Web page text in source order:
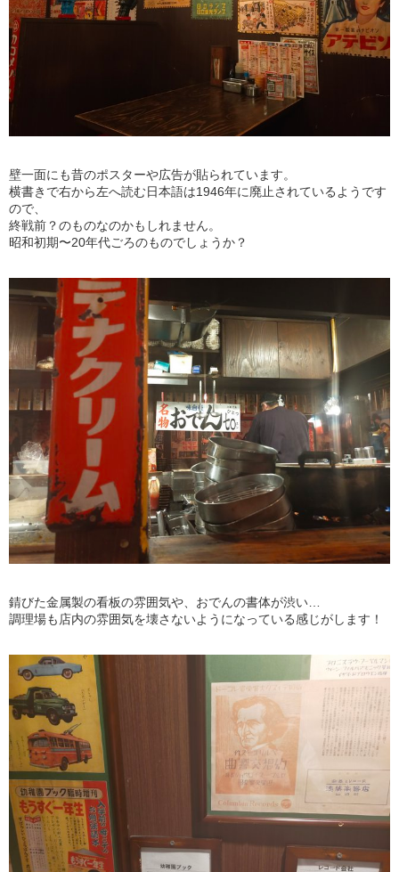
壁一面にも昔のポスターや広告が貼られています。
横書きで右から左へ読む日本語は1946年に廃止されているようです
ので、
終戦前？のものなのかもしれません。
昭和初期〜20年代ごろのものでしょうか？
錆びた金属製の看板の雰囲気や、おでんの書体が渋い…
調理場も店内の雰囲気を壊さないようになっている感じがします！